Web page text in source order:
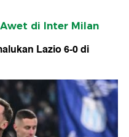
di Inter Milan
Lazio 6-0 di